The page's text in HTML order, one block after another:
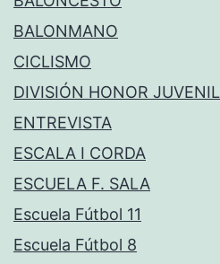
BALONMANO
CICLISMO
DIVISIÓN HONOR JUVENIL
ENTREVISTA
ESCALA I CORDA
ESCUELA F. SALA
Escuela Fútbol 11
Escuela Fútbol 8